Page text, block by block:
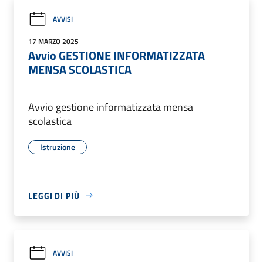
AVVISI
17 MARZO 2025
Avvio GESTIONE INFORMATIZZATA
MENSA SCOLASTICA
Avvio gestione informatizzata mensa
scolastica
Istruzione
LEGGI DI PIÙ
AVVISI